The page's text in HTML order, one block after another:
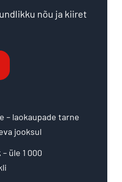
nõu ja kiiret
– laokaupade tarne
jooksul
üle 1 000